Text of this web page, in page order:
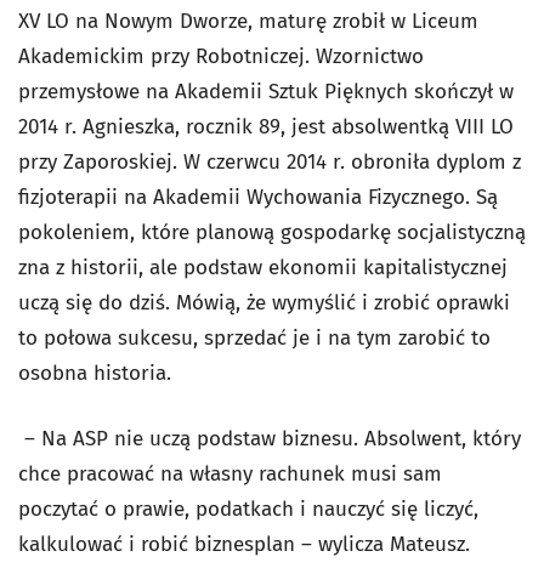
XV LO na Nowym Dworze, maturę zrobił w Liceum
Akademickim przy Robotniczej. Wzornictwo
przemysłowe na Akademii Sztuk Pięknych skończył w
2014 r. Agnieszka, rocznik 89, jest absolwentką VIII LO
przy Zaporoskiej. W czerwcu 2014 r. obroniła dyplom z
fizjoterapii na Akademii Wychowania Fizycznego. Są
pokoleniem, które planową gospodarkę socjalistyczną
zna z historii, ale podstaw ekonomii kapitalistycznej
uczą się do dziś. Mówią, że wymyślić i zrobić oprawki
to połowa sukcesu, sprzedać je i na tym zarobić to
osobna historia.
– Na ASP nie uczą podstaw biznesu. Absolwent, który
chce pracować na własny rachunek musi sam
poczytać o prawie, podatkach i nauczyć się liczyć,
kalkulować i robić biznesplan – wylicza Mateusz.